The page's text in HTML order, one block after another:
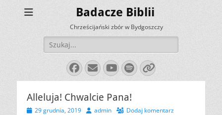
Badacze Biblii
Chrześcijański zbór w Bydgoszczy
Szukaj:
Facebook
E-
mail
YouTube
Spotify
Link
Alleluja! Chwalcie Pana!
Opublikowano
29 grudnia, 2019 Autoradmin Dodaj komentarz